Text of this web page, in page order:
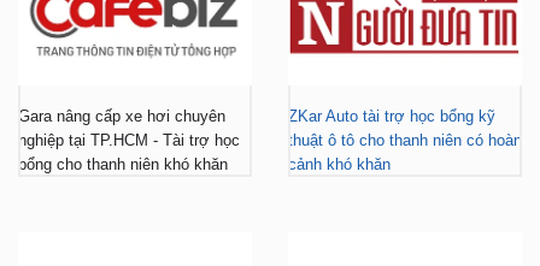
Gara nâng cấp xe hơi chuyên
nghiệp tại TP.HCM - Tài trợ học
bổng cho thanh niên khó khăn
ZKar Auto tài trợ học bổng kỹ
thuật ô tô cho thanh niên có hoàn
cảnh khó khăn